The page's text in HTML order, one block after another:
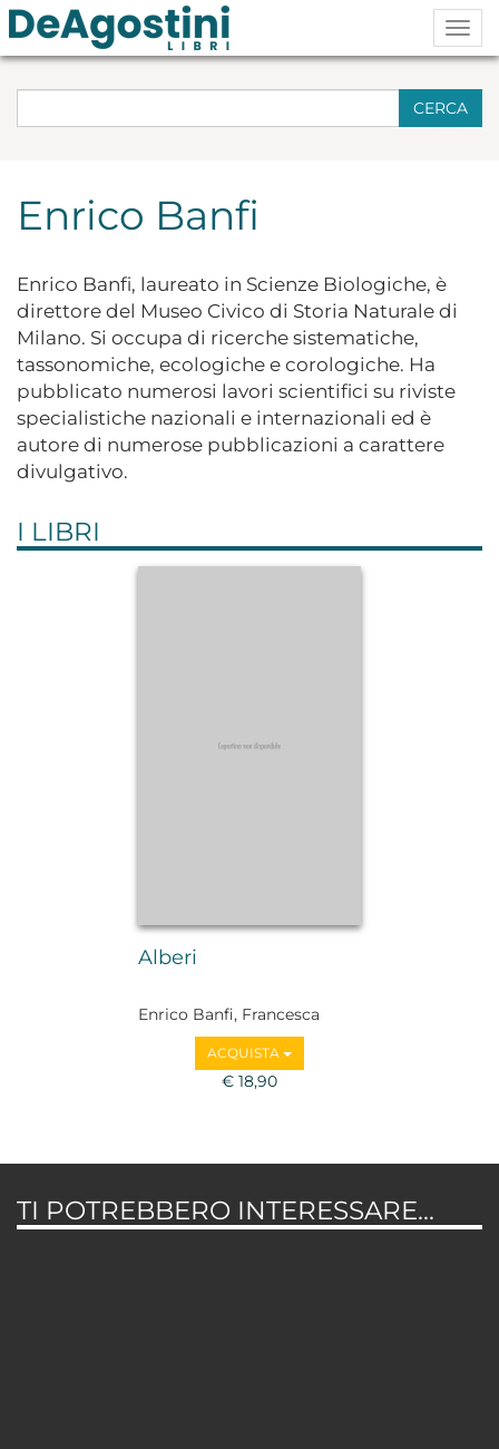
CERCA
Enrico Banfi
Enrico Banfi, laureato in Scienze Biologiche, è
direttore del Museo Civico di Storia Naturale di
Milano. Si occupa di ricerche sistematiche,
tassonomiche, ecologiche e corologiche. Ha
pubblicato numerosi lavori scientifici su riviste
specialistiche nazionali e internazionali ed è
autore di numerose pubblicazioni a carattere
divulgativo.
I LIBRI
Alberi
Enrico Banfi, Francesca
Consolino
ACQUISTA
€ 18,90
TI POTREBBERO INTERESSARE...